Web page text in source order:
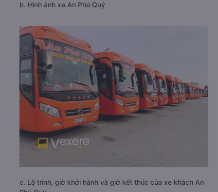
b. Hình ảnh xe An Phú Quý
c. Lộ trình, giờ khởi hành và giờ kết thúc của xe khách An